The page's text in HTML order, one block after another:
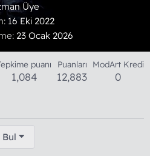
Üye
16 Eki 2022
23 Ocak 2026
puanı
1,084
Puanları
12,883
ModArt Kredi
0
Bul